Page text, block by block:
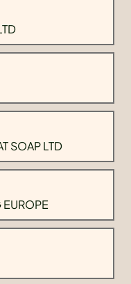
SOAP LTD